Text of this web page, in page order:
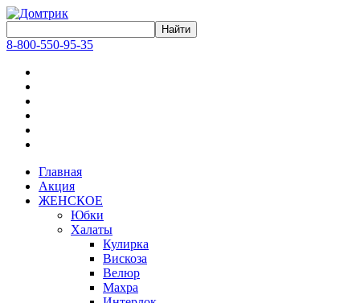
8-800-550-95-35
Главная
Акция
ЖЕНСКОЕ
Юбки
Халаты
Кулирка
Вискоза
Велюр
Махра